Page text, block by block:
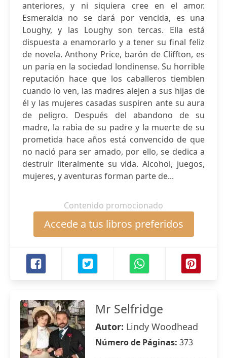
anteriores, y ni siquiera cree en el amor.
Esmeralda no se dará por vencida, es una
Loughy, y las Loughy son tercas. Ella está
dispuesta a enamorarlo y a tener su final feliz
de novela. Anthony Price, barón de Cliffton, es
un paria en la sociedad londinense. Su horrible
reputación hace que los caballeros tiemblen
cuando lo ven, las madres alejen a sus hijas de
él y las mujeres casadas suspiren ante su aura
de peligro. Después del abandono de su
madre, la rabia de su padre y la muerte de su
prometida hace años está convencido de que
no nació para ser amado, por ello, se dedica a
destruir literalmente su vida. Alcohol, juegos,
mujeres, y aventuras forman parte de...
Contenido promocionado
Accede a tus libros preferidos
Mr Selfridge
Autor: Lindy Woodhead
Número de Páginas: 373